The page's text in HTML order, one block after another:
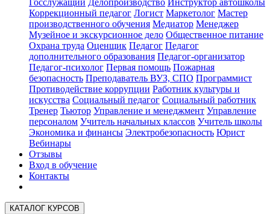
Госслужащий Делопроизводство Инструктор автошколы
Коррекционный педагог Логист Маркетолог Мастер
производственного обучения Медиатор Менеджер
Музейное и экскурсионное дело Общественное питание
Охрана труда Оценщик Педагог Педагог
дополнительного образования Педагог-организатор
Педагог-психолог Первая помощь Пожарная
безопасность Преподаватель ВУЗ, СПО Программист
Противодействие коррупции Работник культуры и
искусства Социальный педагог Социальный работник
Тренер Тьютор Управление и менеджмент Управление
персоналом Учитель начальных классов Учитель школы
Экономика и финансы Электробезопасность Юрист
Вебинары
Отзывы
Вход в обучение
Контакты
КАТАЛОГ КУРСОВ